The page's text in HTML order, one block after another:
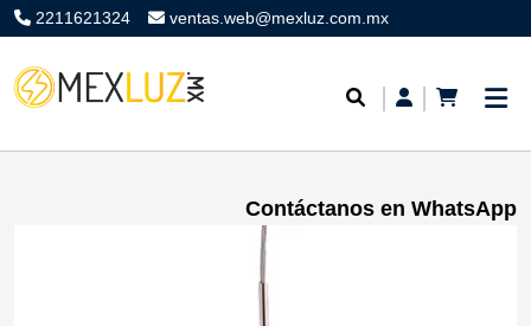
2211621324 ventas.web@mexluz.com.mx
Contáctanos en WhatsApp